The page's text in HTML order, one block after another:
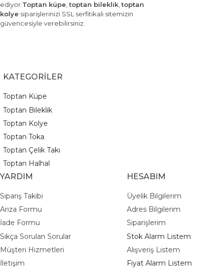
ediyor.Toptan küpe,toptan bileklik,toptan
kolye siparişlerinizi SSL serfitikali sitemizin
güvencesiyle verebilirsiniz.
KATEGORİLER
Toptan Küpe
Toptan Bileklik
Toptan Kolye
Toptan Toka
Toptan Çelik Takı
Toptan Halhal
YARDIM
Sipariş Takibi
Arıza Formu
İade Formu
Sıkça Sorulan Sorular
Müşteri Hizmetleri
İletişim
HESABIM
Üyelik Bilgilerim
Adres Bilgilerim
Siparişlerim
Stok Alarm Listem
Alışveriş Listem
Fiyat Alarm Listem